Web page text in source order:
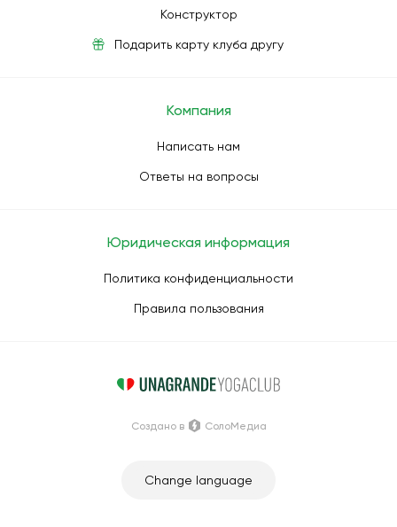
Конструктор
Подарить карту клуба другу
Компания
Написать нам
Ответы на вопросы
Юридическая информация
Политика конфиденциальности
Правила пользования
Change language
Создано в СолоМедиа